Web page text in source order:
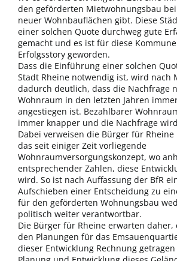
den geförderten Mietwohnungsbau
neuer Wohnbauflächen gibt. Diese
einer solchen Quote durchweg gute
gemacht und es ist für diese
Erfolgsstory geworden.
Dass die Einführung einer solchen
Stadt Rheine notwendig ist, wird nach
dadurch deutlich, dass die Nachfrage
Wohnraum in den letzten Jahren
angestiegen ist. Bezahlbarer
immer knapper und die Nachfrage
Dabei verweisen die Bürger für
das seit einiger Zeit vorliegende
Wohnraumversorgungskonzept, wo
entsprechender Zahlen, diese
wird. So ist nach Auffassung der BfR
Aufschieben einer Entscheidung zu
für den geförderten Wohnungsbau
politisch weiter verantwortbar.
Die Bürger für Rheine erwarten daher,
den Planungen für das
dieser Entwicklung Rechnung